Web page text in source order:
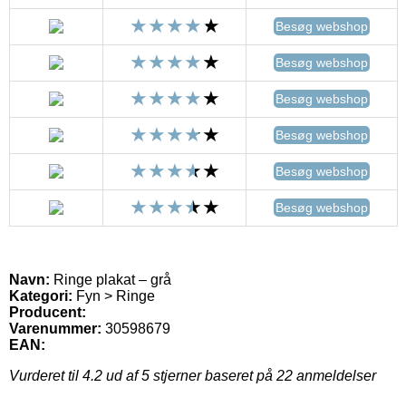
Besøg webshop
Besøg webshop
Besøg webshop
Besøg webshop
Besøg webshop
Besøg webshop
Navn: Ringe plakat – grå
Kategori: Fyn > Ringe
Producent:
Varenummer: 30598679
EAN:
Vurderet til 4.2 ud af 5 stjerner baseret på 22 anmeldelser